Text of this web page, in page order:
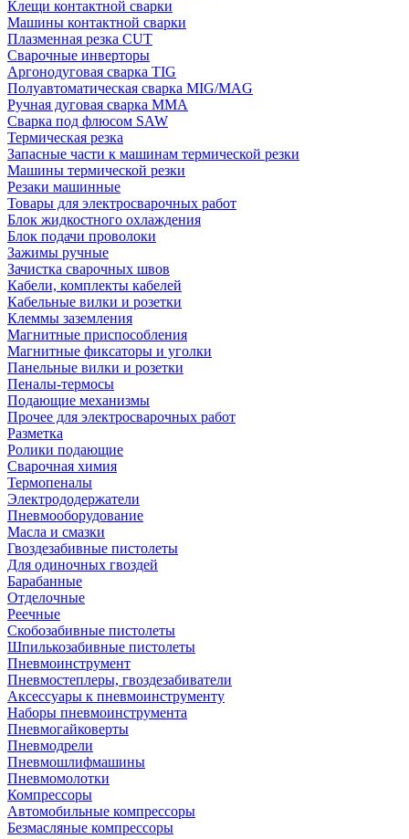
Клещи контактной сварки
Машины контактной сварки
Плазменная резка CUT
Сварочные инверторы
Аргонодуговая сварка TIG
Полуавтоматическая сварка MIG/MAG
Ручная дуговая сварка MMA
Сварка под флюсом SAW
Термическая резка
Запасные части к машинам термической резки
Машины термической резки
Резаки машинные
Товары для электросварочных работ
Блок жидкостного охлаждения
Блок подачи проволоки
Зажимы ручные
Зачистка сварочных швов
Кабели, комплекты кабелей
Кабельные вилки и розетки
Клеммы заземления
Магнитные приспособления
Магнитные фиксаторы и уголки
Панельные вилки и розетки
Пеналы-термосы
Подающие механизмы
Прочее для электросварочных работ
Разметка
Ролики подающие
Сварочная химия
Термопеналы
Электрододержатели
Пневмооборудование
Масла и смазки
Гвоздезабивные пистолеты
Для одиночных гвоздей
Барабанные
Отделочные
Реечные
Скобозабивные пистолеты
Шпилькозабивные пистолеты
Пневмоинструмент
Пневмостеплеры, гвоздезабиватели
Аксессуары к пневмоинструменту
Наборы пневмоинструмента
Пневмогайковерты
Пневмодрели
Пневмошлифмашины
Пневмомолотки
Компрессоры
Автомобильные компрессоры
Безмасляные компрессоры